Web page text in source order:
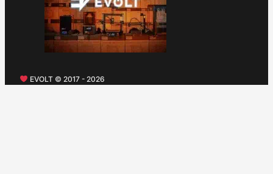
EVOLT © 2017 - 2026